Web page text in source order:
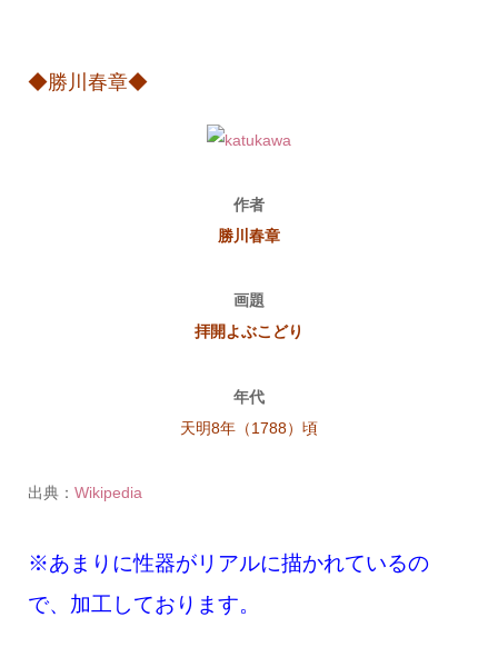
◆勝川春章◆
作者
勝川春章
画題
拝開よぶこどり
年代
天明8年（1788）頃
出典： Wikipedia
※あまりに性器がリアルに描かれているの
で、加工しております。